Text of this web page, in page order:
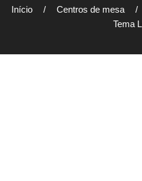
Início Centros de mesa
Tema